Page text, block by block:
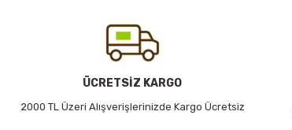
Ürün bilgilerinde hatalar bulunuyor.
Ürün fiyatı diğer sitelerden daha pahalı.
Bu ürüne benzer farklı alternatifler olmalı.
ÜCRETSİZ KARGO
2000 TL Üzeri Alışverişlerinizde Kargo Ücretsiz